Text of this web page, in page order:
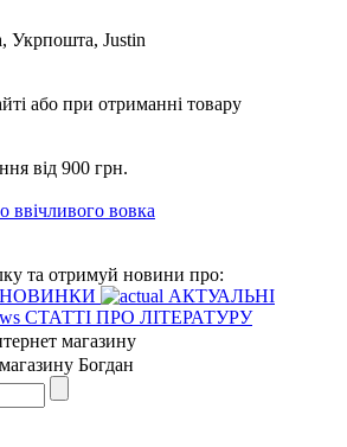
Укрпошта, Justin
або при отриманні товару
від 900 грн.
ввічливого вовка
та отримуй новини про:
НОВИНКИ
АКТУАЛЬНІ
СТАТТІ ПРО ЛІТЕРАТУРУ
магазину
Богдан